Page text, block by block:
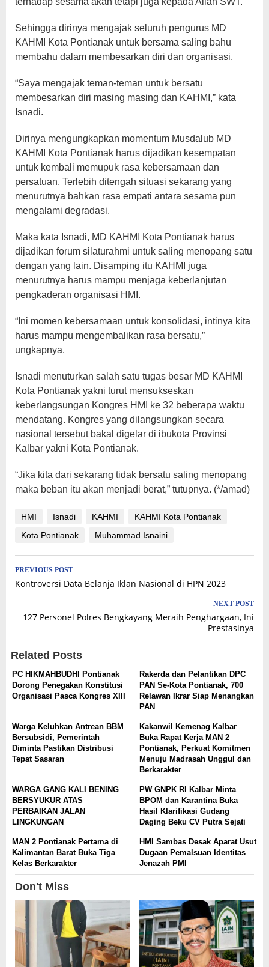
Sehingga dirinya mengajak seluruh pengurus MD
KAHMI Kota Pontianak untuk bersama saling bahu
membahu dalam membesarkan diri dan organisasi.
“Saya mengajak teman-teman untuk bersatu
membesarkan diri masing masing dan KAHMI,” kata
Isnadi.
Dirinya mengungkapkan momentum Musdalub MD
KAHMI Kota Pontianak harus dijadikan kesempatan
untuk kembali memupuk rasa kebersamaan dan
persatuan. Terlebih ditengah situasi sekarang yang
menurutnya bahkan rasa empati antara sesama pun
mengalami degradasi.
Maka kata Isnadi, MD KAHMI Kota Pontianak harus
dijadikan forum silaturahmi untuk saling menopang satu
dengan yang lain. Disamping itu KAHMI juga
menurutnya harus mampu menjaga keberlanjutan
pengkaderan organisasi HMI.
“Ini momen kebersamaan untuk konsolidasi, intinya kita
harus mampu mengembalikan rasa bersatu,”
ungkapnya.
Isnadi menuturkan salah satu tugas besar MD KAHMI
Kota Pontianak yakni turut mensukseskan
keberlangsungan Kongres HMI ke 32 beberapa waktu
mendatang. Kongres yang dilangsungkan secara
nasional tersebut bakal digelar di ibukota Provinsi
Kalbar yakni Kota Pontianak.
“Jika kita dari sekarang tidak bersatu saling menopang
maka beban itu akan menjadi berat,” tutupnya. (*/amad)
HMI Isnadi KAHMI
KAHMI Kota Pontianak
Kota Pontianak
Muhammad Isnaini
Post
navigation
PREVIOUS POST
Kontroversi Data Belanja Iklan Nasional di HPN 2023
NEXT POST
127 Personel Polres Bengkayang Meraih Penghargaan, Ini
Prestasinya
Related Posts
PC HIKMAHBUDHI Pontianak
Dorong Penegakan Konstitusi
Organisasi Pasca Kongres XIII
Rakerda dan Pelantikan DPC
PAN Se-Kota Pontianak, 700
Relawan Ikrar Siap Menangkan
PAN
Warga Keluhkan Antrean BBM
Bersubsidi, Pemerintah
Diminta Pastikan Distribusi
Tepat Sasaran
Kakanwil Kemenag Kalbar
Buka Rapat Kerja MAN 2
Pontianak, Perkuat Komitmen
Menuju Madrasah Unggul dan
Berkarakter
WARGA GANG KALI BENING
BERSYUKUR ATAS
PERBAIKAN JALAN
LINGKUNGAN
PW GNPK RI Kalbar Minta
BPOM dan Karantina Buka
Hasil Klarifikasi Gudang
Daging Beku CV Putra Sejati
MAN 2 Pontianak Pertama di
Kalimantan Barat Buka Tiga
Kelas Berkarakter
HMI Sambas Desak Aparat Usut
Dugaan Pemalsuan Identitas
Jenazah PMI
Don't Miss